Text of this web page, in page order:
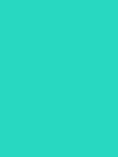
Новая
экологичным
популярная